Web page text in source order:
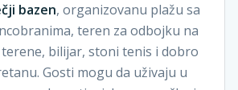
bazen, organizovanu plažu sa
teren za odbojku na
bilijar, stoni tenis i dobro
Gosti mogu da uživaju u